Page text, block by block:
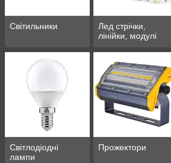
Світильники
Лед стрічки,
лінійки, модулі
Світлодіодні
лампи
Прожектори